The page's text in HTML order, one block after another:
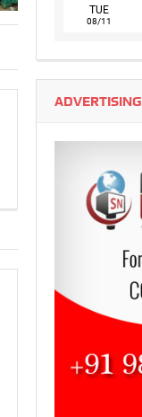
TUE
08/11
ADVERTISING